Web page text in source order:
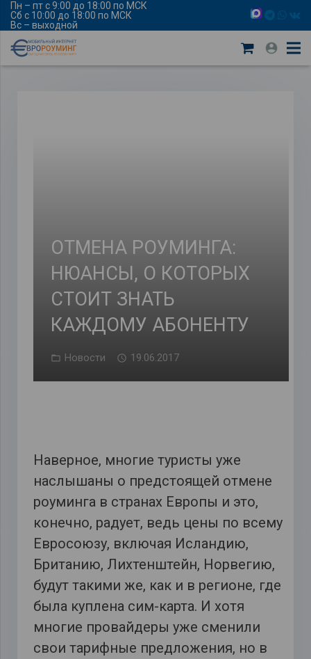
Пн – пт с 9:00 до 18:00 по МСК
Сб с 10:00 до 18:00 по МСК
Вс – выходной
ОТМЕНА РОУМИНГА:
НЮАНСЫ, О КОТОРЫХ
СТОИТ ЗНАТЬ
КАЖДОМУ АБОНЕНТУ
Новости 19.06.2017
Наверное, многие туристы уже
наслышаны о предстоящей отмене
роуминга в странах Европы и это,
конечно, радует, ведь цены по всему
Евросоюзу, включая Исландию,
Британию, Лихтенштейн, Норвегию,
будут такими же, как и в регионе, где
была куплена сим-карта. И хотя
многие провайдеры уже сменили
свои тарифные предложения, но в